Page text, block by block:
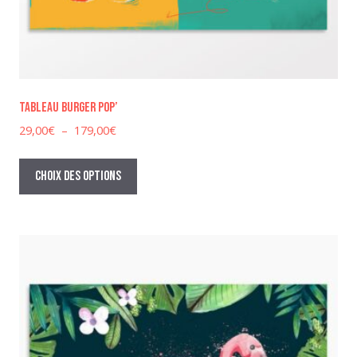
Tableau Burger Pop’
29,00€ – 179,00€Plage
prix :
29,00€
à
Choix des options
Ce
a
peuvent
être
choisies
sur